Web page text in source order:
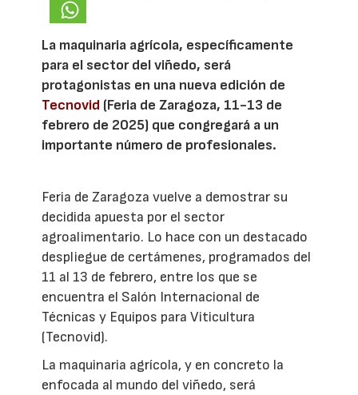
La maquinaria agrícola, específicamente
para el sector del viñedo, será
protagonistas en una nueva edición de
Tecnovid (Feria de Zaragoza, 11-13 de
febrero de 2025) que congregará a un
importante número de profesionales.
Feria de Zaragoza vuelve a demostrar su
decidida apuesta por el sector
agroalimentario. Lo hace con un destacado
despliegue de certámenes, programados del
11 al 13 de febrero, entre los que se
encuentra el Salón Internacional de
Técnicas y Equipos para Viticultura
(Tecnovid).
La maquinaria agrícola, y en concreto la
enfocada al mundo del viñedo, será